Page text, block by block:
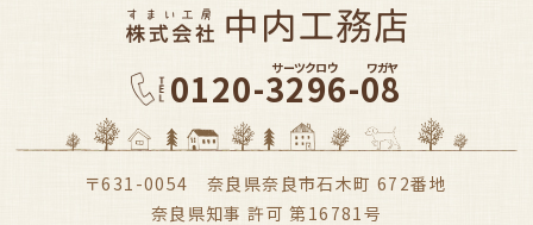
0120-3296-08
サーツクロウ ワガヤ
〒631-0054 奈良県奈良市石木町 672番地
奈良県知事 許可 第16781号